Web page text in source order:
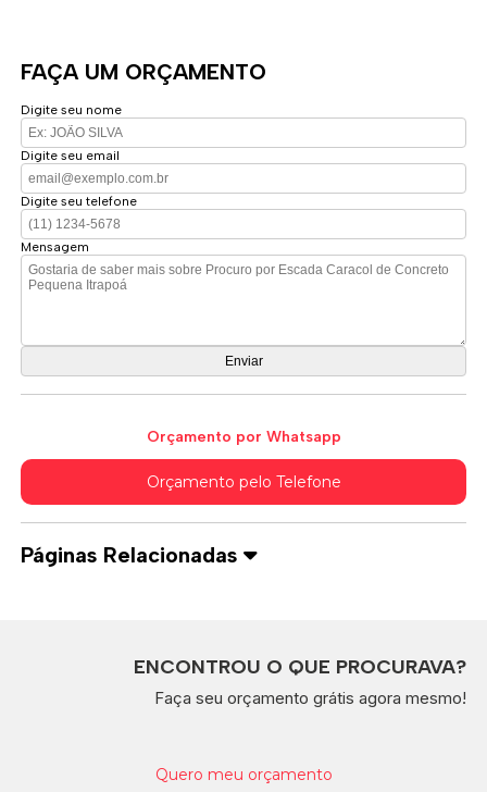
FAÇA UM ORÇAMENTO
Digite seu nome
Digite seu email
Digite seu telefone
Mensagem
Orçamento por Whatsapp
Orçamento pelo Telefone
Páginas Relacionadas
ENCONTROU O QUE PROCURAVA?
Faça seu orçamento grátis agora mesmo!
Quero meu orçamento